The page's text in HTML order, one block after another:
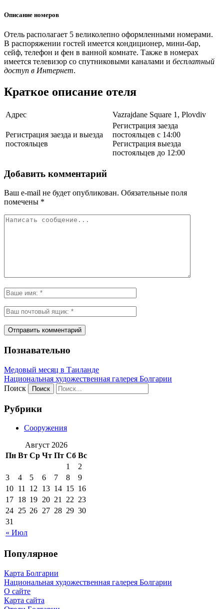
Описание номеров
Отель располагает 5 великолепно оформленными номерами.
В распоряжении гостей имеется кондиционер, мини-бар,
сейф, телефон и фен в ванной комнате. Также в номерах
имеется телевизор со спутниковыми каналами и бесплатный
доступ в Интернет.
Краткое описание отеля
Адрес Vazrajdane Square 1, Plovdiv
Регистрация заезда и выезда
постояльцев
Регистрация заезда
постояльцев с 14:00
Регистрация выезда
постояльцев до 12:00
Добавить комментарий
Ваш e-mail не будет опубликован. Обязательные поля
помечены *
Познавательно
Медовый месяц в Таиланде
Национальная художественная галерея Болгарии
Поиск
Рубрики
Сооружения
Август 2026
Пн Вт Ср Чт Пт Сб Вс
« Июл
1
2
3
4 5 6 7 8
9
10 11 12 13 14 15 16
17 18 19 20 21 22 23
24 25 26 27 28 29 30
31
Популярное
Карта Болгарии
Национальная художественная галерея Болгарии
О сайте
Карта сайта